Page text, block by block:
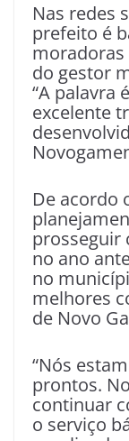
Nas redes
prefeito é
do gestor
“A palavra
excelente
De acordo
prosseguir
no ano
no
melhores
de Novo
“Nós
prontos.
continuar
o serviço